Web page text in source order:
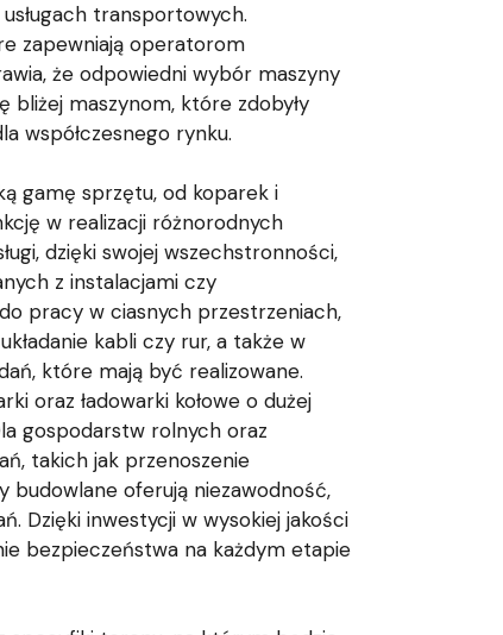
transportowych.
zapewniają operatorom
że odpowiedni wybór maszyny
bliżej maszynom, które zdobyły
współczesnego rynku.
gamę sprzętu, od koparek i
w realizacji różnorodnych
dzięki swojej wszechstronności,
z instalacjami czy
pracy w ciasnych przestrzeniach,
kabli czy rur, a także w
które mają być realizowane.
oraz ładowarki kołowe o dużej
gospodarstw rolnych oraz
takich jak przenoszenie
budowlane oferują niezawodność,
Dzięki inwestycji w wysokiej jakości
bezpieczeństwa na każdym etapie